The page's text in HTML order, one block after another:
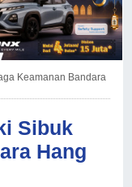
Keamanan Bandara
Sibuk
Hang